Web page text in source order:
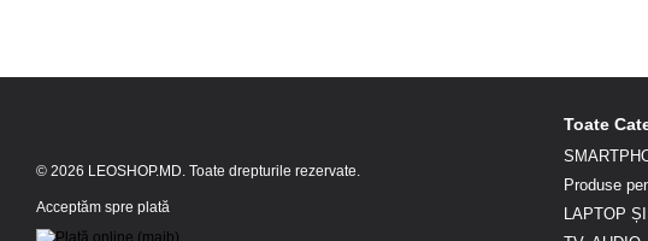
© 2026 LEOSHOP.MD. Toate drepturile rezervate.
Acceptăm spre plată
Toate
Produse
LAPTOP